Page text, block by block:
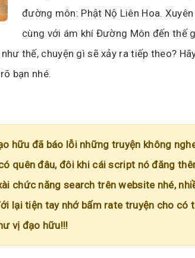
đường môn: Phật Nộ Liên Hoa.
cùng với ám khí Đường Môn đến thế
thế, chuyện gì sẽ xảy ra tiếp theo?
bạn nhé.
hữu đã báo lỗi những truyện không
quên đâu, đôi khi cái script nó đăng
chức năng search trên website nhé,
lại tiện tay nhớ bấm rate truyện cho có
vị đạo hữu!!!